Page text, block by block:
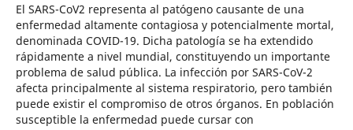
El SARS-CoV2 representa al patógeno causante de una
enfermedad altamente contagiosa y potencialmente mortal,
denominada COVID-19. Dicha patología se ha extendido
rápidamente a nivel mundial, constituyendo un importante
problema de salud pública. La infección por SARS-CoV-2
afecta principalmente al sistema respiratorio, pero también
puede existir el compromiso de otros órganos. En población
susceptible la enfermedad puede cursar con